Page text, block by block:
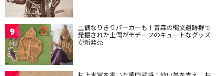
9 土偶なりきりパーカーも！青森の縄文遺跡群で
発掘された土偶がモチーフのキュートなグッズ
が新発売